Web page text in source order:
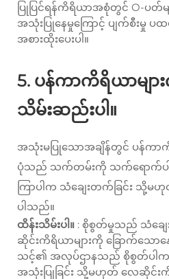
ပြုပြင်ရန်ကိရိယာအစုံတွင် O-ပတ်မ
အသုံးပြုနေမှုကြောင့် ပျက်စီးမှု
အစားထိုးပေးပါ။
5. ပန်ကာကိရိယာမျာ
သိမ်းဆည်းပါ။
အသုံးမပြုသောအချိန်တွင် ပန်ကာ
ပုံသည် သက်တမ်းကို သက်ရောက်ပါ
ကြာပါက သံချေးတက်ခြင်း သို့မဟုတ်
ပါသည်။
ထိန်းသိမ်းပါ။ : စိုစွတ်မှုသည် သံချေ
ဆိုင်းကိရိယာများကို ခြောက်သော
သင့်၏ အလုပ်ဌာနသည် စိုစွတ်ပါက စို
အသုံးပြုခြင်း သို့မဟုတ် လေဆိုင်း